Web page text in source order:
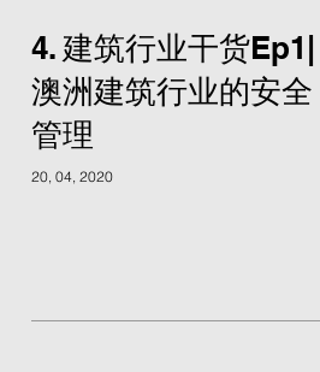
4. 建筑行业干货Ep1|
澳洲建筑行业的安全
管理
20, 04, 2020